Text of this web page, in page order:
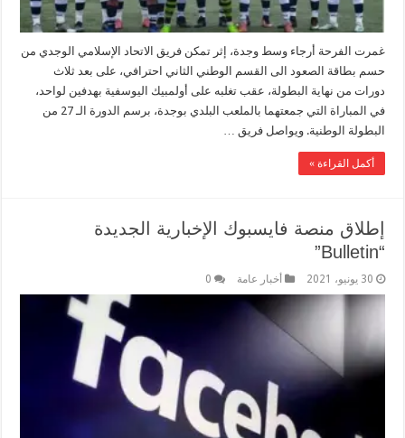
غمرت الفرحة أرجاء وسط وجدة، إثر تمكن فريق الاتحاد الإسلامي الوجدي من
حسم بطاقة الصعود الى القسم الوطني الثاني احترافي، على بعد ثلاث
دورات من نهاية البطولة، عقب تغلبه على أولمبيك اليوسفية بهدفين لواحد،
في المباراة التي جمعتهما بالملعب البلدي بوجدة، برسم الدورة الـ 27 من
البطولة الوطنية. ويواصل فريق …
أكمل القراءة »
إطلاق منصة فايسبوك الإخبارية الجديدة
“Bulletin”
30 يونيو، 2021 أخبار عامة 0